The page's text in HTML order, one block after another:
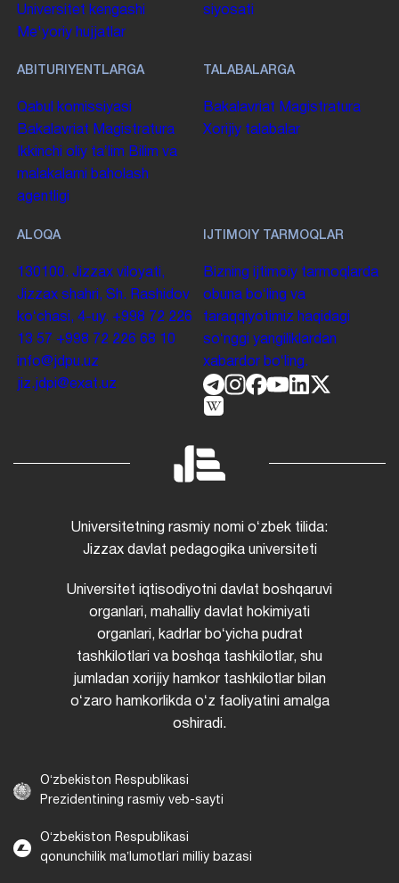
Universitet kengashi
Me'yoriy hujjatlar
siyosati
ABITURIYENTLARGA
Qabul komissiyasi
Bakalavriat Magistratura
Ikkinchi oliy taʼlim Bilim va
malakalarni baholash
agentligi
TALABALARGA
Bakalavriat Magistratura
Xorijiy talabalar
ALOQA
130100. Jizzax viloyati,
Jizzax shahri, Sh. Rashidov
koʻchasi, 4-uy. +998 72 226
13 57 +998 72 226 68 10
info@jdpu.uz
jiz.jdpi@exat.uz
IJTIMOIY TARMOQLAR
Bizning ijtimoiy tarmoqlarda
obuna boʻling va
taraqqiyotimiz haqidagi
soʻnggi yangiliklardan
xabardor boʻling.
Universitetning rasmiy nomi oʻzbek tilida:
Jizzax davlat pedagogika universiteti
Universitet iqtisodiyotni davlat boshqaruvi
organlari, mahalliy davlat hokimiyati
organlari, kadrlar boʻyicha pudrat
tashkilotlari va boshqa tashkilotlar, shu
jumladan xorijiy hamkor tashkilotlar bilan
oʻzaro hamkorlikda oʻz faoliyatini amalga
oshiradi.
Oʻzbekiston Respublikasi
Prezidentining rasmiy veb-sayti
Oʻzbekiston Respublikasi
qonunchilik maʼlumotlari milliy bazasi